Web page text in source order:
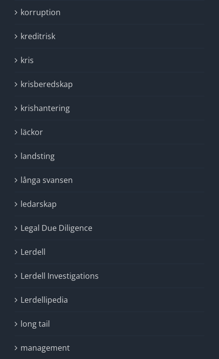
korruption
kreditrisk
kris
krisberedskap
krishantering
läckor
landsting
långa svansen
ledarskap
Legal Due Diligence
Lerdell
Lerdell Investigations
Lerdellipedia
long tail
management